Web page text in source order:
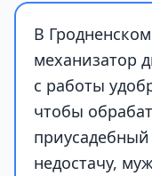
В
механизатор
с работы
чтобы
недостачу,